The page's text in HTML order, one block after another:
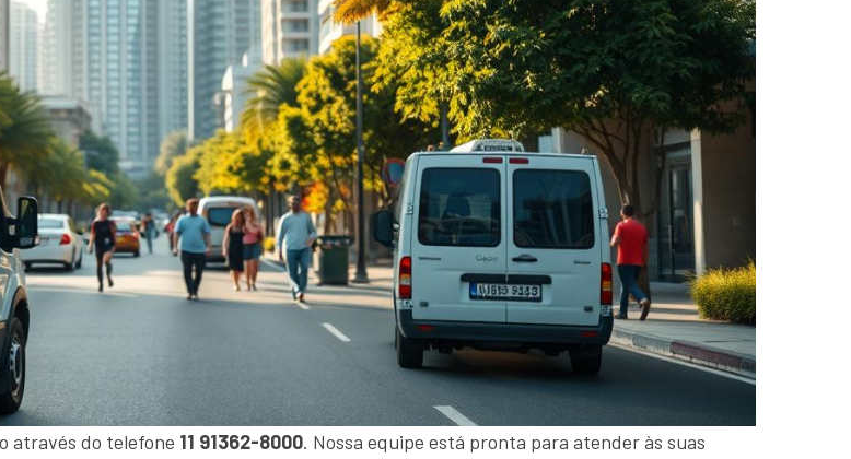
através do telefone 11 91362-8000. Nossa equipe está pronta para atender às suas